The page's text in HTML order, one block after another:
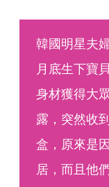
韓國明星夫
月底生下寶
身材獲得大
露，突然收
盒，原來是
居，而且他